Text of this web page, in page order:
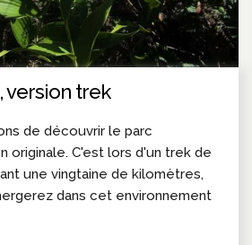
version trek
de découvrir le parc
originale. C'est lors d'un trek de
une vingtaine de kilomètres,
dans cet environnement